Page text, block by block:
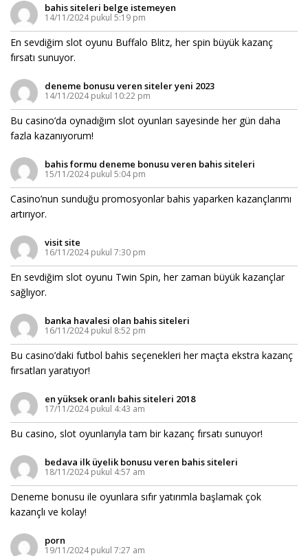
bahis siteleri belge istemeyen
14/11/2024 pukul 5:19 pm
En sevdiğim slot oyunu Buffalo Blitz, her spin büyük kazanç
fırsatı sunuyor.
deneme bonusu veren siteler yeni 2023
14/11/2024 pukul 10:22 pm
Bu casino’da oynadığım slot oyunları sayesinde her gün daha
fazla kazanıyorum!
bahis formu deneme bonusu veren bahis siteleri
15/11/2024 pukul 5:04 pm
Casino’nun sunduğu promosyonlar bahis yaparken kazançlarımı
artırıyor.
visit site
16/11/2024 pukul 7:30 pm
En sevdiğim slot oyunu Twin Spin, her zaman büyük kazançlar
sağlıyor.
banka havalesi olan bahis siteleri
16/11/2024 pukul 8:52 pm
Bu casino’daki futbol bahis seçenekleri her maçta ekstra kazanç
fırsatları yaratıyor!
en yüksek oranlı bahis siteleri 2018
17/11/2024 pukul 4:43 am
Bu casino, slot oyunlarıyla tam bir kazanç fırsatı sunuyor!
bedava ilk üyelik bonusu veren bahis siteleri
18/11/2024 pukul 4:57 am
Deneme bonusu ile oyunlara sıfır yatırımla başlamak çok
kazançlı ve kolay!
porn
19/11/2024 pukul 7:27 am